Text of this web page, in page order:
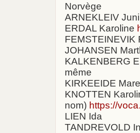
Norvège
ARNEKLEIV Juni
ERDAL Karoline
FEMSTEINEVIK
JOHANSEN
KALKENBERG
même
KIRKEEIDE
KNOTTEN
nom) https://
LIEN Ida
TANDREVOLD